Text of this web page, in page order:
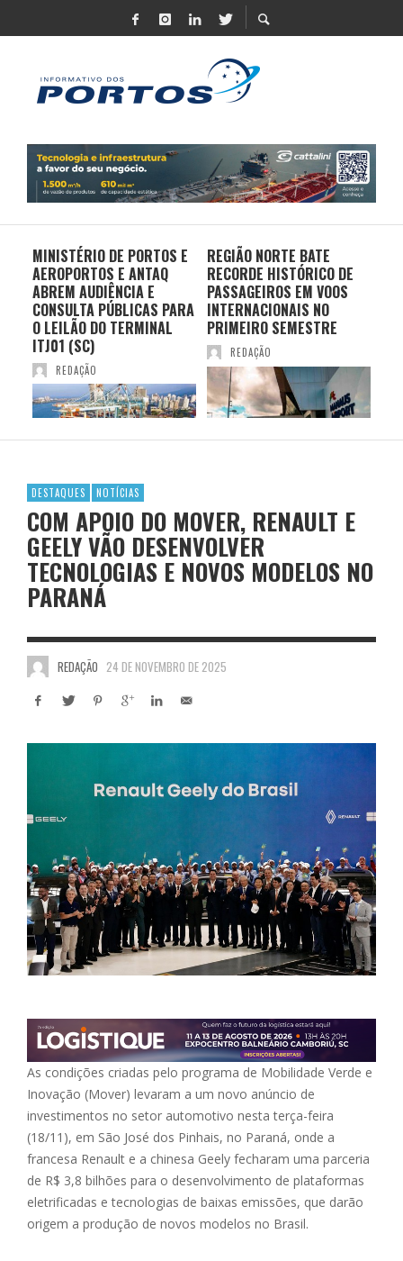
MINISTÉRIO DE PORTOS E
AEROPORTOS E ANTAQ
ABREM AUDIÊNCIA E
CONSULTA PÚBLICAS PARA
O LEILÃO DO TERMINAL
ITJ01 (SC)
REDAÇÃO
REGIÃO NORTE BATE
RECORDE HISTÓRICO DE
PASSAGEIROS EM VOOS
INTERNACIONAIS NO
PRIMEIRO SEMESTRE
REDAÇÃO
DESTAQUES NOTÍCIAS
COM APOIO DO MOVER, RENAULT E
GEELY VÃO DESENVOLVER
TECNOLOGIAS E NOVOS MODELOS NO
PARANÁ
REDAÇÃO 24 DE NOVEMBRO DE 2025
As condições criadas pelo programa de Mobilidade Verde e
Inovação (Mover) levaram a um novo anúncio de
investimentos no setor automotivo nesta terça-feira
(18/11), em São José dos Pinhais, no Paraná, onde a
francesa Renault e a chinesa Geely fecharam uma parceria
de R$ 3,8 bilhões para o desenvolvimento de plataformas
eletrificadas e tecnologias de baixas emissões, que darão
origem a produção de novos modelos no Brasil.